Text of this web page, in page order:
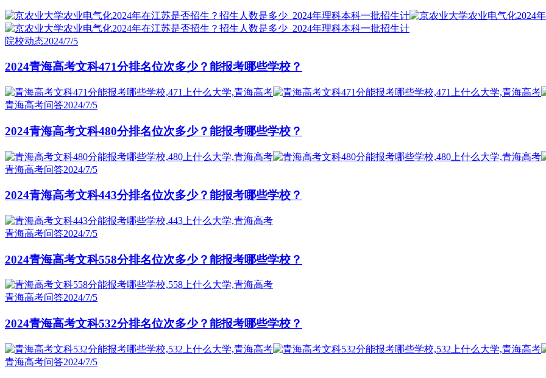
院校动态2024/7/5
2024青海高考文科471分排名位次多少？能报考哪些学校？
青海高考问答2024/7/5
2024青海高考文科480分排名位次多少？能报考哪些学校？
青海高考问答2024/7/5
2024青海高考文科443分排名位次多少？能报考哪些学校？
青海高考问答2024/7/5
2024青海高考文科558分排名位次多少？能报考哪些学校？
青海高考问答2024/7/5
2024青海高考文科532分排名位次多少？能报考哪些学校？
青海高考问答2024/7/5